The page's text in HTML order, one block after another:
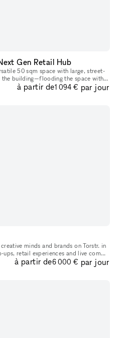
Gen Retail Hub
50 sqm space with large, street-
the building—flooding the space with
visibility. Welcome to
à partir de1 094 € par jour
minds and brands on Torstr. in
to Supreme,
à partir de6 000 € par jour